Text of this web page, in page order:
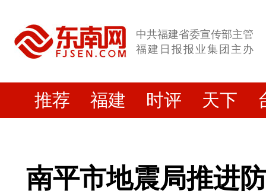
中共福建省委宣传部主管
福建日报报业集团主办
推荐 福建 时评 天下
南平市地震局推进